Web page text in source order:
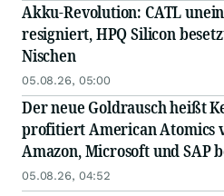
Akku-Revolution: CATL
resigniert, HPQ Silicon
Nischen
05.08.26, 05:00
Der neue Goldrausch heißt
profitiert American Atomics
Amazon, Microsoft und SAP
05.08.26, 04:52